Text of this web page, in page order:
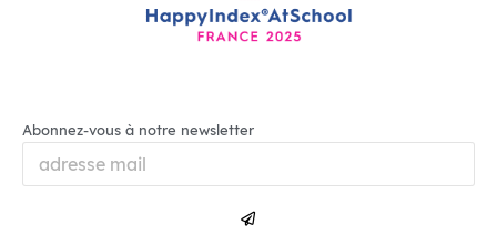
Abonnez-vous à notre newsletter